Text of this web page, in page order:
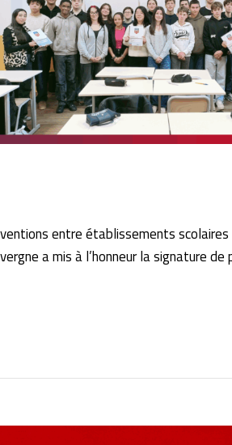
entre établissements
a mis à l’honneur la signature de